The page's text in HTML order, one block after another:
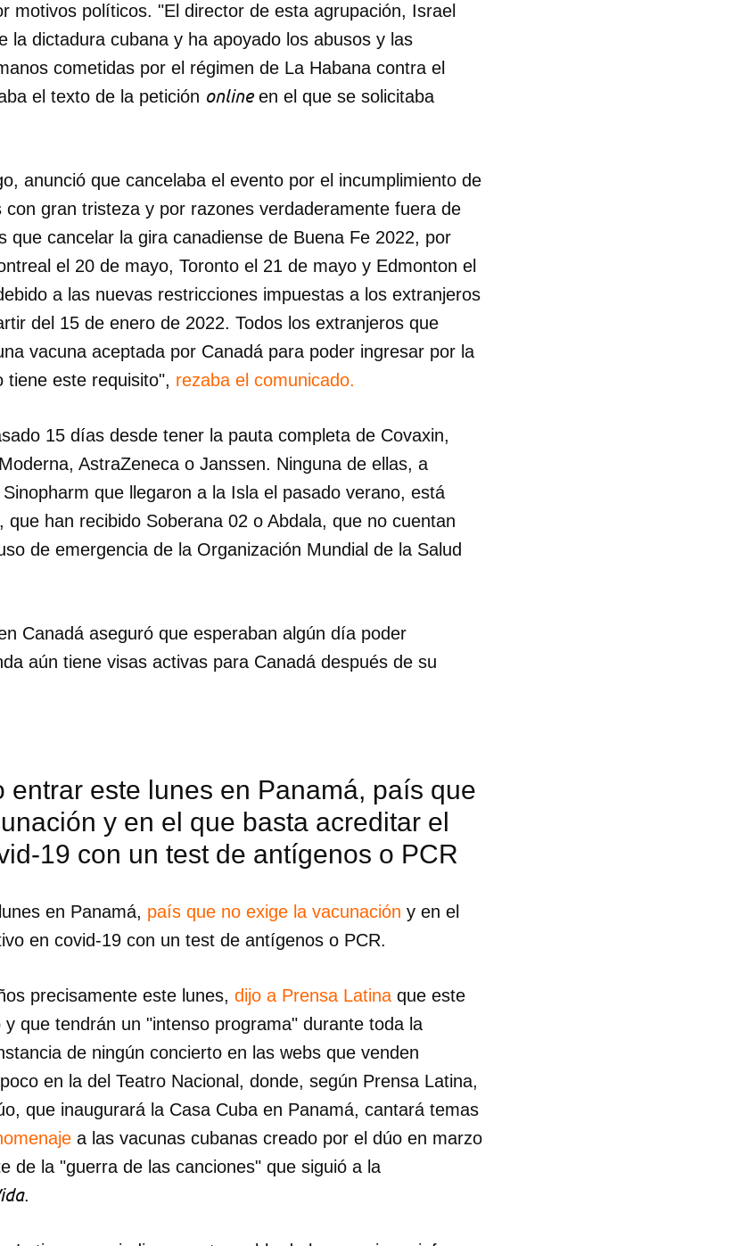
como favorito, primero has de iniciar sesión con tu
INICIAR SESIÓN CANCELAR
motivos políticos. "El director de esta agrupación, Israel
la dictadura cubana y ha apoyado los abusos y las
cometidas por el régimen de La Habana contra el
el texto de la petición onlineen el que se solicitaba
anunció que cancelaba el evento por el incumplimiento de
con gran tristeza y por razones verdaderamente fuera de
que cancelar la gira canadiense de Buena Fe 2022, por
el 20 de mayo, Toronto el 21 de mayo y Edmonton el
a las nuevas restricciones impuestas a los extranjeros
del 15 de enero de 2022. Todos los extranjeros que
vacuna aceptada por Canadá para poder ingresar por la
tiene este requisito", rezaba el comunicado.
15 días desde tener la pauta completa de Covaxin,
AstraZeneca o Janssen. Ninguna de ellas, a
que llegaron a la Isla el pasado verano, está
que han recibido Soberana 02 o Abdala, que no cuentan
de emergencia de la Organización Mundial de la Salud
Canadá aseguró que esperaban algún día poder
aún tiene visas activas para Canadá después de su
entrar este lunes en Panamá, país que
y en el que basta acreditar el
19 con un test de antígenos o PCR
en Panamá, país que no exige la vacunación y en el
en covid-19 con un test de antígenos o PCR.
precisamente este lunes, dijo a Prensa Latina que este
que tendrán un "intenso programa" durante toda la
de ningún concierto en las webs que venden
en la del Teatro Nacional, donde, según Prensa Latina,
que inaugurará la Casa Cuba en Panamá, cantará temas
a las vacunas cubanas creado por el dúo en marzo
de la "guerra de las canciones" que siguió a la
.